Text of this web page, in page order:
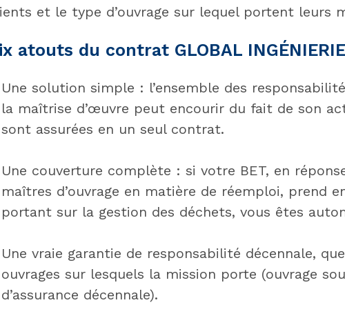
et le type d’ouvrage sur lequel portent leurs
atouts du contrat GLOBAL INGÉNIERIE
Une solution simple : l’ensemble des
la maîtrise d’œuvre peut encourir du fait de son
sont assurées en un seul contrat.
Une couverture complète : si votre BET, en
maîtres d’ouvrage en matière de réemploi, prend
portant sur la gestion des déchets, vous êtes
Une vraie garantie de responsabilité décennale,
ouvrages sur lesquels la mission porte (ouvrage
d’assurance décennale).